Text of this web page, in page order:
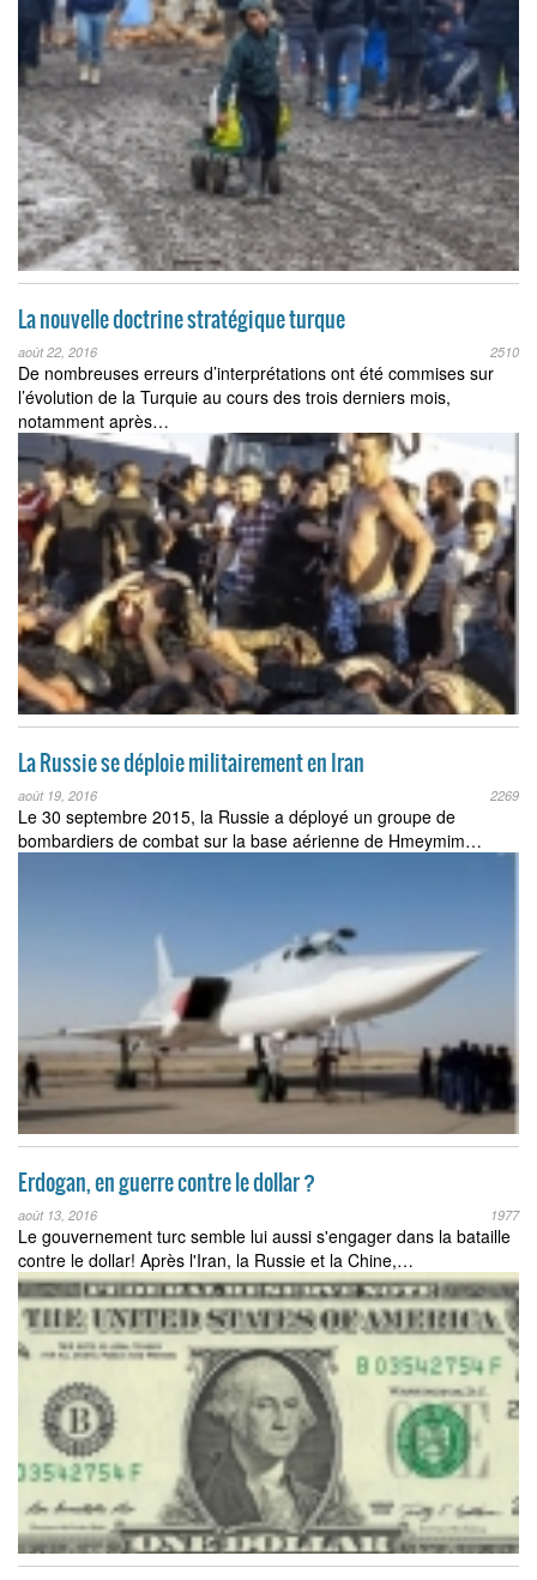
La nouvelle doctrine stratégique turque
août 22, 2016 2510
De nombreuses erreurs d’interprétations ont été commises sur
l’évolution de la Turquie au cours des trois derniers mois,
notamment après…
La Russie se déploie militairement en Iran
août 19, 2016 2269
Le 30 septembre 2015, la Russie a déployé un groupe de
bombardiers de combat sur la base aérienne de Hmeymim…
Erdogan, en guerre contre le dollar ?
août 13, 2016 1977
Le gouvernement turc semble lui aussi s'engager dans la bataille
contre le dollar! Après l'Iran, la Russie et la Chine,…